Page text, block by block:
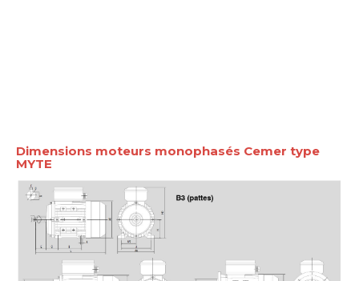
Dimensions moteurs monophasés Cemer type
MYTE